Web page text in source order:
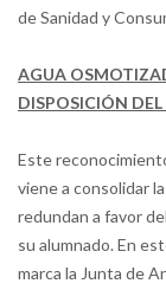
de Sanidad y
AGUA
DISPOSICIÓN
Este
viene a consolidar
redundan a favor
su alumnado. En
marca la Junta de